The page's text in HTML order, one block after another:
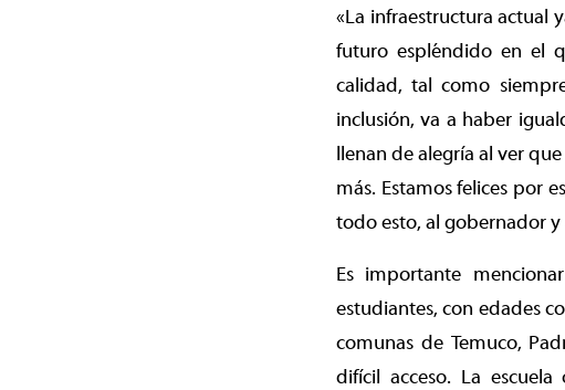
«La infraestructura actual
futuro espléndido en el
calidad, tal como
inclusión, va a haber
llenan de alegría al ver
más. Estamos felices por
todo esto, al gobernador y
Es importante
estudiantes, con edades
comunas de Temuco,
difícil acceso. La